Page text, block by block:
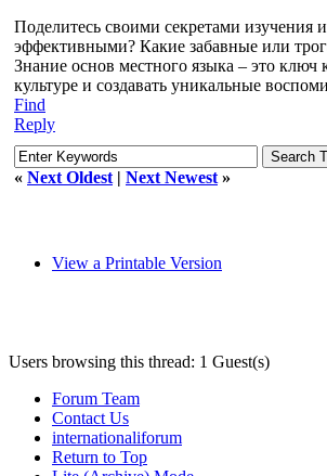
Поделитесь своими секретами
эффективными? Какие забавные или
Знание основ местного языка – это
культуре и создавать уникальные
Find
Reply
« Next Oldest | Next Newest »
View a Printable Version
Users browsing this thread: 1 Guest(s)
Forum Team
Contact Us
internationaliforum
Return to Top